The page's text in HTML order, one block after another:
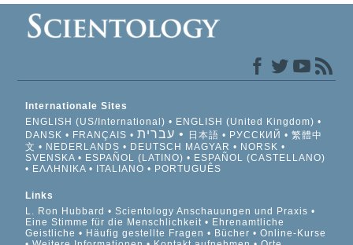
Internationale Sites
ENGLISH (US/International)
ENGLISH (United Kingdom)
DANSK
FRANÇAIS עברית 日本語 РУССКИЙ
繁體中
文
NEDERLANDS DEUTSCH MAGYAR
NORSK
SVENSKA
ESPAÑOL (LATINO)
ESPAÑOL (CASTELLANO)
ΕΛΛΗΝΙΚA
ITALIANO PORTUGUÊS
Links
L. Ron Hubbard
Scientology Anschauungen und Praxis
Eine Stimme für die Menschlichkeit
Ehrenamtliche
Geistliche
Häufig gestellte Fragen Bücher
Online-Kurse